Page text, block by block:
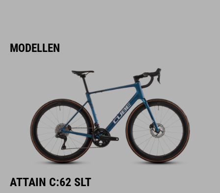
MODELLEN
ATTAIN C:62 SLT